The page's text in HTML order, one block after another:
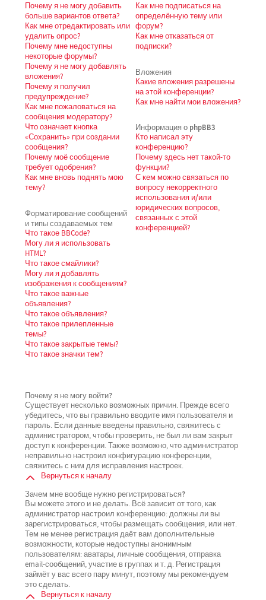
Почему я не могу добавить
больше вариантов ответа?
Как мне отредактировать или
удалить опрос?
Почему мне недоступны
некоторые форумы?
Почему я не могу добавлять
вложения?
Почему я получил
предупреждение?
Как мне пожаловаться на
сообщения модератору?
Что означает кнопка
«Сохранить» при создании
сообщения?
Почему моё сообщение
требует одобрения?
Как мне вновь поднять мою
тему?
Форматирование сообщений
и типы создаваемых тем
Что такое BBCode?
Могу ли я использовать
HTML?
Что такое смайлики?
Могу ли я добавлять
изображения к сообщениям?
Что такое важные
объявления?
Что такое объявления?
Что такое прилепленные
темы?
Что такое закрытые темы?
Что такое значки тем?
Как мне подписаться на
определённую тему или
форум?
Как мне отказаться от
подписки?
Вложения
Какие вложения разрешены
на этой конференции?
Как мне найти мои вложения?
Информация о phpBB3
Кто написал эту
конференцию?
Почему здесь нет такой-то
функции?
С кем можно связаться по
вопросу некорректного
использования и/или
юридических вопросов,
связанных с этой
конференцией?
Почему я не могу войти?
Существует несколько возможных причин. Прежде всего
убедитесь, что вы правильно вводите имя пользователя и
пароль. Если данные введены правильно, свяжитесь с
администратором, чтобы проверить, не был ли вам закрыт
доступ к конференции. Также возможно, что администратор
неправильно настроил конфигурацию конференции,
свяжитесь с ним для исправления настроек.
Вернуться к началу
Зачем мне вообще нужно регистрироваться?
Вы можете этого и не делать. Всё зависит от того, как
администратор настроил конференцию: должны ли вы
зарегистрироваться, чтобы размещать сообщения, или нет.
Тем не менее регистрация даёт вам дополнительные
возможности, которые недоступны анонимным
пользователям: аватары, личные сообщения, отправка
email-сообщений, участие в группах и т. д. Регистрация
займёт у вас всего пару минут, поэтому мы рекомендуем
это сделать.
Вернуться к началу